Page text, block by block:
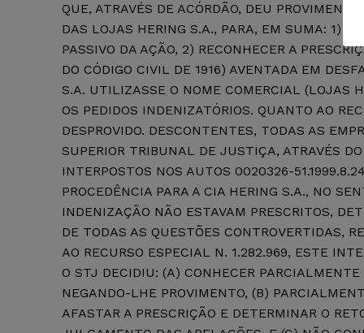
QUE, ATRAVÉS DE ACÓRDÃO, DEU
DAS LOJAS HERING S.A., PARA, EM SUMA: 1)
PASSIVO DA AÇÃO, 2) RECONHECER A
DO CÓDIGO CIVIL DE 1916) AVENTADA EM
S.A. UTILIZASSE O NOME COMERCIAL (LOJAS
OS PEDIDOS INDENIZATÓRIOS. QUANTO AO
DESPROVIDO. DESCONTENTES, TODAS AS
SUPERIOR TRIBUNAL DE JUSTIÇA, ATRAVÉS
INTERPOSTOS NOS AUTOS 0020326-
PROCEDÊNCIA PARA A CIA HERING S.A., NO
INDENIZAÇÃO NÃO ESTAVAM PRESCRITOS,
DE TODAS AS QUESTÕES CONTROVERTIDAS,
AO RECURSO ESPECIAL N. 1.282.969, ESTE
O STJ DECIDIU: (A) CONHECER
NEGANDO-LHE PROVIMENTO, (B)
AFASTAR A PRESCRIÇÃO E DETERMINAR O